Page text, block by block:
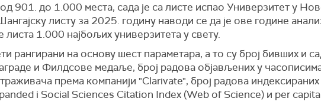
901. до 1.000 места, сада је са листе испао Универзитет у
листу за 2025. годину наводи се да је ове године
листа 1.000 најбољих универзитета у свету.
рангирани на основу шест параметара, а то су број бивших и
и Филдсове медаље, број радова објављених у
према компанији "Clarivate", број радова индексираних
i Social Sciences Citation Index (Web of Science) и per